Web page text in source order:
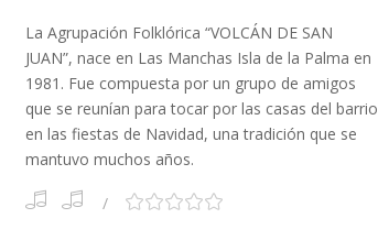
La Agrupación Folklórica “VOLCÁN DE SAN
JUAN”, nace en Las Manchas Isla de la Palma en
1981. Fue compuesta por un grupo de amigos
que se reunían para tocar por las casas del barrio
en las fiestas de Navidad, una tradición que se
mantuvo muchos años.